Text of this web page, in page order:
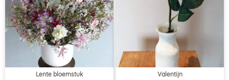
Lente bloemstuk Valentijn